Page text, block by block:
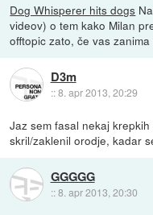
Dog Whisperer hits dogs
videov) o tem kako Milan
offtopic zato, če vas
D3m
::8. apr 2013, 20:29
Jaz sem fasal nekaj
skril/zaklenil orodje, kadar
GGGGG
::8. apr 2013, 20:30